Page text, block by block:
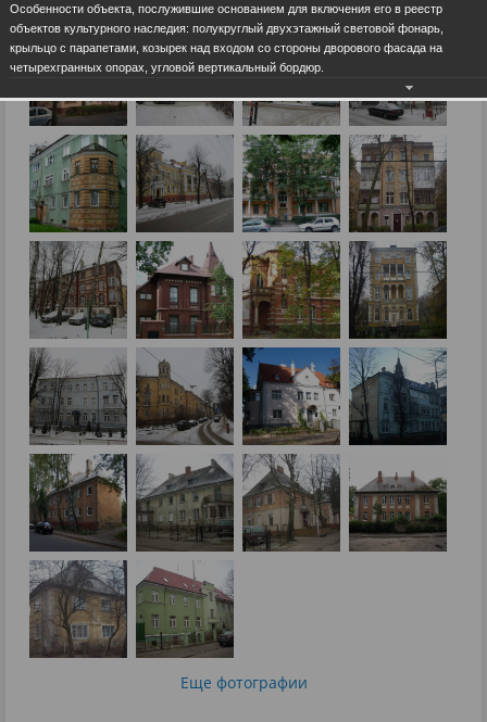
Еще фотографии
Особенности объекта, послужившие основанием для включения его в реестр
объектов культурного наследия: полукруглый двухэтажный световой фонарь,
крыльцо с парапетами, козырек над входом со стороны дворового фасада на
четырехгранных опорах, угловой вертикальный бордюр.